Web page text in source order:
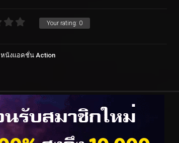
Your rating: 0
หนังแอคชั่น Action